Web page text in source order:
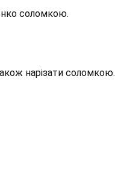
соломкою.
нарізати соломкою.